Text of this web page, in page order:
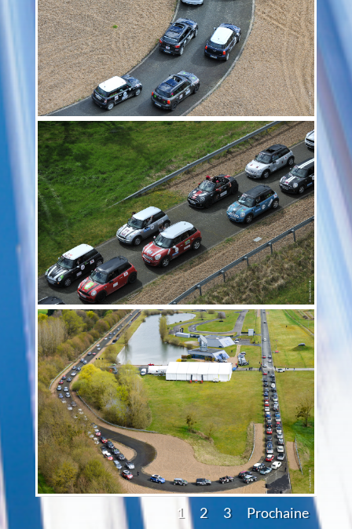
1 2 3 Prochaine